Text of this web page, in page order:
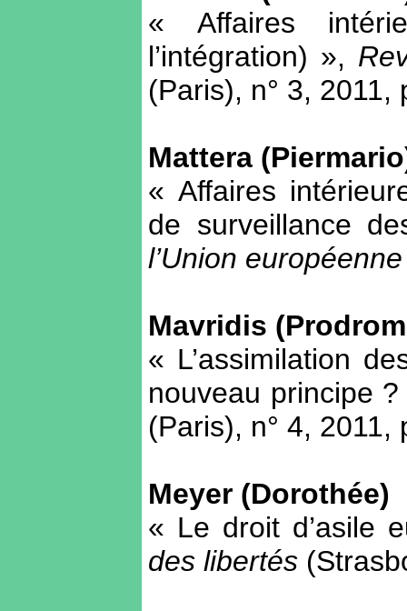
« Affaires
l’intégration) »,
(Paris), n° 3, 2011,
Mattera
« Affaires
de surveillance
l’Union
Mavridis
« L’assimilation
nouveau principe
(Paris), n° 4, 2011,
Meyer (Dorothée)
« Le droit d’asile
des libertés